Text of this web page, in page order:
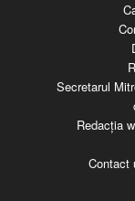
Secretarul
Redacția
Contact